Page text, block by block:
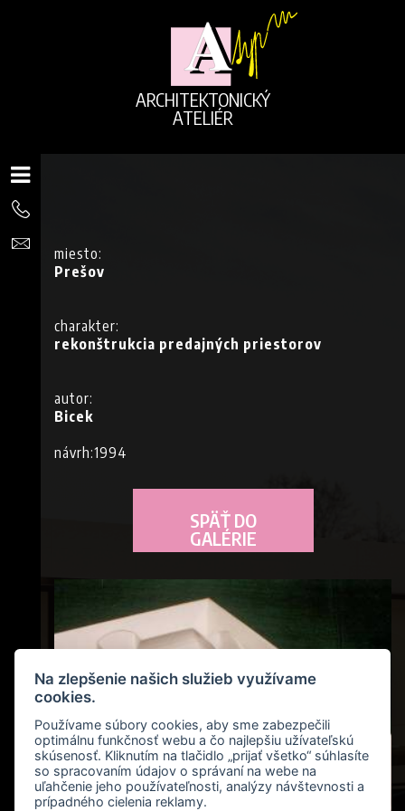
ARCHITEKTONICKÝ
ATELIÉR
miesto:
Prešov
charakter:
rekonštrukcia predajných priestorov
autor:
Bicek
návrh:1994
SPÄŤ DO
GALÉRIE
Na zlepšenie našich služieb využívame
cookies.
Používame súbory cookies, aby sme zabezpečili
optimálnu funkčnosť webu a čo najlepšiu užívateľskú
skúsenosť. Kliknutím na tlačidlo „prijať všetko“ súhlasíte
so spracovaním údajov o správaní na webe na
uľahčenie jeho používateľnosti, analýzy návštevnosti a
prípadného cielenia reklamy.